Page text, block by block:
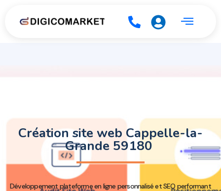
Création site web Cappelle-la-
Grande 59180
Développement plateforme en ligne personnalisé et SEO performant